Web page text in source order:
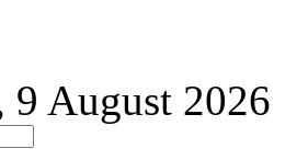
9 August 2026